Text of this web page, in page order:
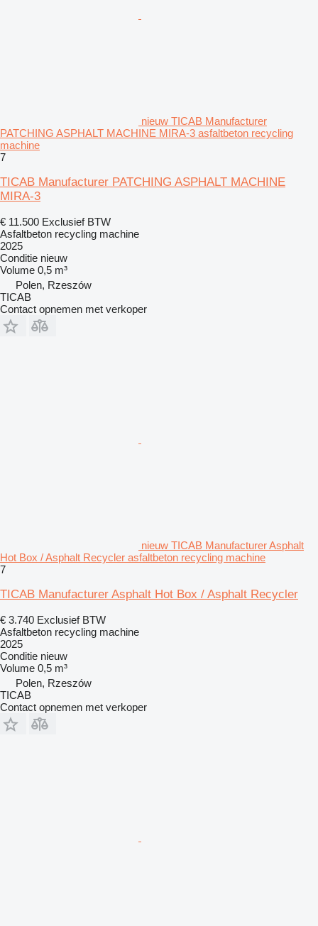
nieuw TICAB Manufacturer
PATCHING ASPHALT MACHINE MIRA-3 asfaltbeton recycling
machine
7
TICAB Manufacturer PATCHING ASPHALT MACHINE
MIRA-3
€ 11.500 Exclusief BTW
Asfaltbeton recycling machine
2025
Conditie nieuw
Volume 0,5 m³
Polen, Rzeszów
TICAB
Contact opnemen met verkoper
nieuw TICAB Manufacturer Asphalt
Hot Box / Asphalt Recycler asfaltbeton recycling machine
7
TICAB Manufacturer Asphalt Hot Box / Asphalt Recycler
€ 3.740 Exclusief BTW
Asfaltbeton recycling machine
2025
Conditie nieuw
Volume 0,5 m³
Polen, Rzeszów
TICAB
Contact opnemen met verkoper